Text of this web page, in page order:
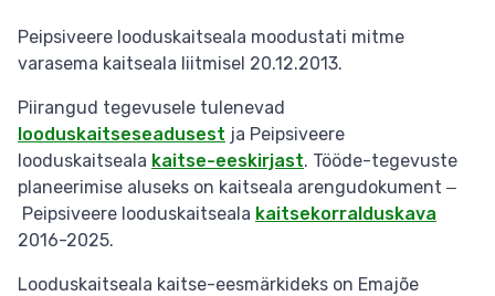
Peipsiveere looduskaitseala moodustati mitme
varasema kaitseala liitmisel 20.12.2013.
Piirangud tegevusele tulenevad
looduskaitseseadusest ja Peipsiveere
looduskaitseala kaitse-eeskirjast. Tööde-tegevuste
planeerimise aluseks on kaitseala arengudokument ‒
Peipsiveere looduskaitseala kaitsekorralduskava
2016-2025.
Looduskaitseala kaitse-eesmärkideks on Emajõe